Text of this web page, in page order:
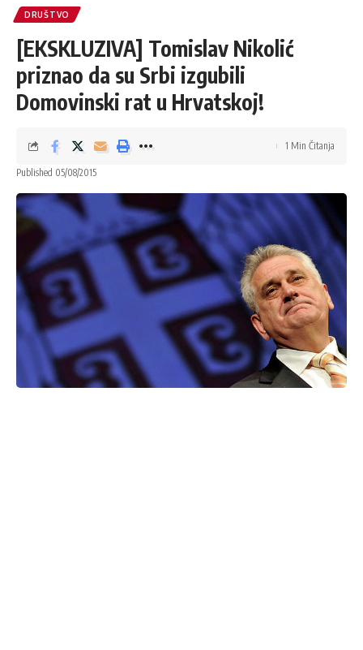
DRUŠTVO
[EKSKLUZIVA] Tomislav Nikolić
priznao da su Srbi izgubili
Domovinski rat u Hrvatskoj!
Published 05/08/2015
1 Min Čitanja